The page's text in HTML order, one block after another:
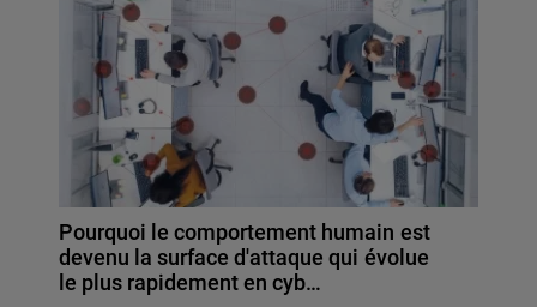
Pourquoi le comportement humain est
devenu la surface d'attaque qui évolue
le plus rapidement en cyb…